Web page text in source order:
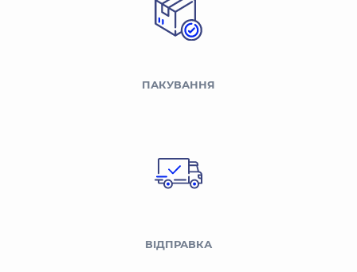
ПАКУВАННЯ
ВІДПРАВКА